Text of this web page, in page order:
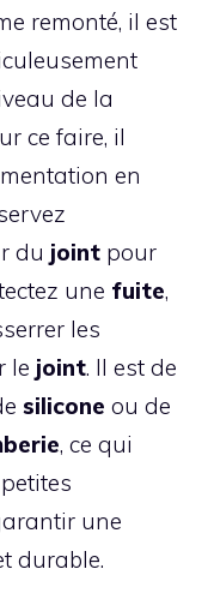
remonté, il est
de la
ce faire, il
en
du joint pour
une fuite,
les
le joint. Il est de
silicone ou de
, ce qui
une
durable.